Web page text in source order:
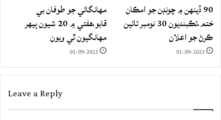
90 ڏينهن ۾ چونڊن جو امڪان
ختم،تڪبنديون 30 نومبر تائين
ڪرڻ جو اعلان
01-09-2023
مهانگائي جو طوفان بي
قابو،هفتي ۾ 20 شيون ٻيهر
مهانگيون ٿي ويون
01-09-2023
Leave a Reply